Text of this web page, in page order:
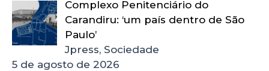
Complexo Penitenciário do
Carandiru: ‘um país dentro de São
Paulo’
Jpress, Sociedade
5 de agosto de 2026